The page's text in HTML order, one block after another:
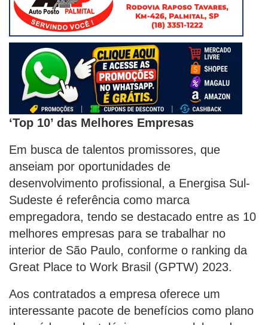
‘Top 10’ das Melhores Empresas
Em busca de talentos promissores, que
anseiam por oportunidades de
desenvolvimento profissional, a Energisa Sul-
Sudeste é referência como marca
empregadora, tendo se destacado entre as 10
melhores empresas para se trabalhar no
interior de São Paulo, conforme o ranking da
Great Place to Work Brasil (GPTW) 2023.
Aos contratados a empresa oferece um
interessante pacote de benefícios como plano